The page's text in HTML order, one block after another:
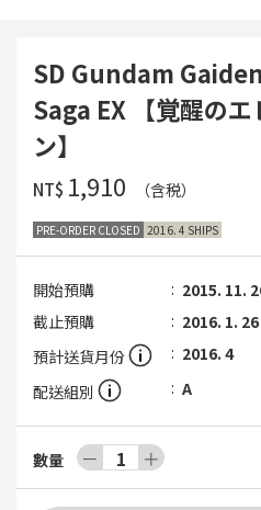
SD Gundam
Saga EX 【覚醒の
ン】
NT$ ‌1,910 （含税）
PRE-ORDER CLOSED 2016. 4 SHIPS
開始預購
2015. 11.
截止預購
2016. 1.
預計送貨月份
2016. 4
配送組別
A
數量 － 1 ＋